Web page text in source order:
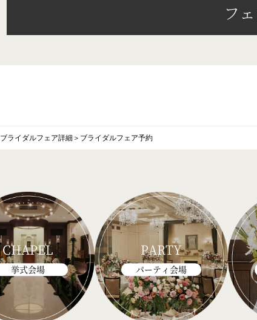
フ
ブライダルフェア詳細 ＞ ブライダルフェア予約
CHAPEL
挙式会場
PARTY
パーティ会場